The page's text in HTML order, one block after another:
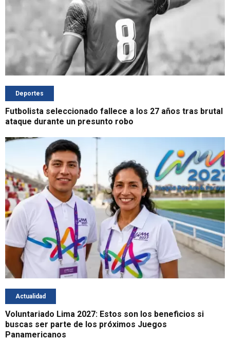
Deportes
Futbolista seleccionado fallece a los 27 años tras brutal
ataque durante un presunto robo
Actualidad
Voluntariado Lima 2027: Estos son los beneficios si
buscas ser parte de los próximos Juegos
Panamericanos